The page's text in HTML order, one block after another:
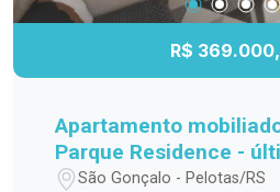
proporcionando
investir. Agende sua visita e
R$
Apartamento
Parque Residence -
São Gonçalo - Pelotas/RS